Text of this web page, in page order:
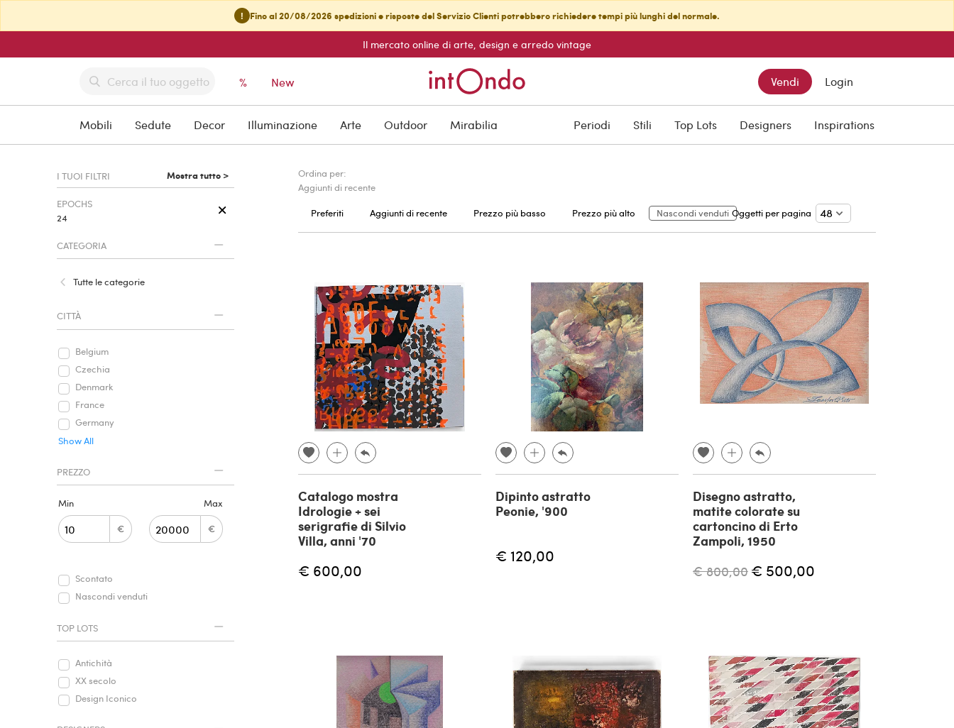
! Fino al 20/08/2026 spedizioni e risposte del Servizio Clienti potrebbero richiedere tempi più lunghi del normale.
Il mercato online di arte, design e arredo vintage
% New Vendi Login
Mobili Sedute Decor Illuminazione Arte Outdoor Mirabilia Periodi Stili Top Lots Designers Inspirations
I TUOI FILTRI Mostra tutto >
EPOCHS
24
CATEGORIA
Tutte le categorie
CITTÀ
Belgium
Czechia
Denmark
France
Germany
Show All
PREZZO
Min
€
Max
€
Scontato
Nascondi venduti
TOP LOTS
Antichità
XX secolo
Design Iconico
Ordina per:
Aggiunti di recente
Preferiti
Aggiunti di recente Prezzo più basso Prezzo più alto Nascondi venduti Oggetti per pagina
Catalogo mostra
Idrologie + sei
serigrafie di Silvio
Villa, anni '70
€ 600,00
Dipinto astratto
Peonie, '900
€ 120,00
Disegno astratto,
matite colorate su
cartoncino di Erto
Zampoli, 1950
€ 800,00 € 500,00